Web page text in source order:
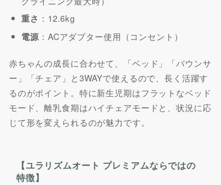
重さ ：12.6kg
電源 ：ACアダプター使用（コンセント）
赤ちゃんの成長に合わせて、「ベッド」「バウンサ
ー」「チェア」と3WAYで使えるので、長く活躍す
るのがポイント。特に新生児期はフラットなベッド
モード、離乳食期はハイチェアモードと、状況に応
じて形を変えられるのが魅力です。
【ユラリズムオート プレミアムならではの
特徴】